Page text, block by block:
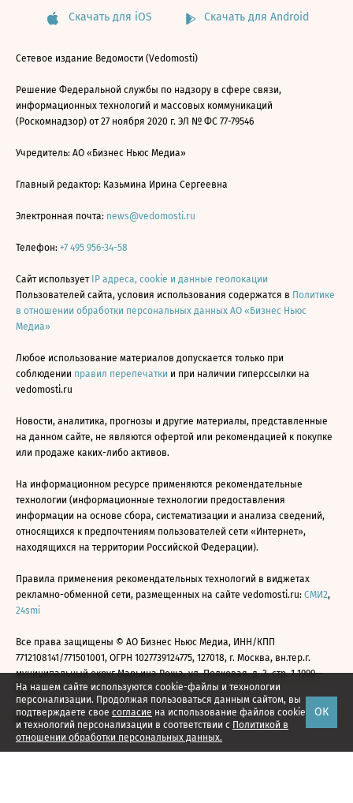
На нашем сайте используются cookie-файлы и технологии
персонализации. Продолжая пользоваться данным сайтом, вы
подтверждаете свое согласие на использование файлов cookie
и технологий персонализации в соответствии с Политикой в
отношении обработки персональных данных.
ОК
Скачать для iOS Скачать для Android
Сетевое издание Ведомости (Vedomosti)
Решение Федеральной службы по надзору в сфере связи,
информационных технологий и массовых коммуникаций
(Роскомнадзор) от 27 ноября 2020 г. ЭЛ № ФС 77-79546
Учредитель: АО «Бизнес Ньюс Медиа»
Главный редактор: Казьмина Ирина Сергеевна
Электронная почта: news@vedomosti.ru
Телефон: +7 495 956-34-58
Сайт использует IP адреса, cookie и данные геолокации
Пользователей сайта, условия использования содержатся в Политике
в отношении обработки персональных данных АО «Бизнес Ньюс
Медиа»
Любое использование материалов допускается только при
соблюдении правил перепечатки и при наличии гиперссылки на
vedomosti.ru
Новости, аналитика, прогнозы и другие материалы, представленные
на данном сайте, не являются офертой или рекомендацией к покупке
или продаже каких-либо активов.
На информационном ресурсе применяются рекомендательные
технологии (информационные технологии предоставления
информации на основе сбора, систематизации и анализа сведений,
относящихся к предпочтениям пользователей сети «Интернет»,
находящихся на территории Российской Федерации).
Правила применения рекомендательных технологий в виджетах
рекламно-обменной сети, размещенных на сайте vedomosti.ru: СМИ2,
24smi
Все права защищены © АО Бизнес Ньюс Медиа, ИНН/КПП
7712108141/771501001, ОГРН 1027739124775, 127018, г. Москва, вн.тер.г.
муниципальный округ Марьина Роща, ул. Полковая, д. 3, стр. 1 1999—
2026